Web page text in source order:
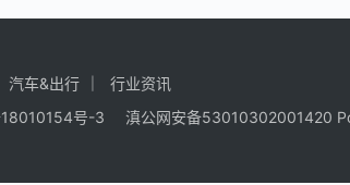
汽车&出行
行业资讯
号-3 滇公网安备53010302001420